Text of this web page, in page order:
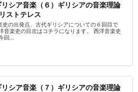
シア音楽（６）ギリシアの音楽理論
ストテレス
史の出発点、古代ギリシアについての６回目で
音楽史の目次はコチラになります。 西洋音楽史
回...
シア音楽（７）ギリシアの音楽理論